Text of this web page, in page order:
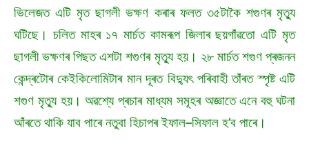
ভিলেজত এটি মৃত ছাগলী ভক্ষণ কৰাৰ ফলত ৩৫টাকৈ শগুণৰ মৃত্যু
ঘটিছে। চলিত মাহৰ ১৭ মাৰ্চত কামৰূপ জিলাৰ ছয়গাঁৱতো এটি মৃত
ছাগলী ভক্ষণৰ পিছত এশটা শগুণৰ মৃত্যু হয়। ২৮ মাৰ্চত শগুণ প্ৰজনন
কেন্দ্ৰটোৰ কেইকিলোমিটাৰ মান দূৰত বিদ্যুৎ পৰিবাহী তাঁৰত স্পৃষ্ট এটি
শগুণ মৃত্যু হয়। অৱশ্যে প্ৰচাৰ মাধ্যম সমূহৰ অজ্ঞাতে এনে বহু ঘটনা
আঁৰতে থাকি যাব পাৰে নতুবা হিচাপৰ ইফাল–সিফাল হ’ব পাৰে।